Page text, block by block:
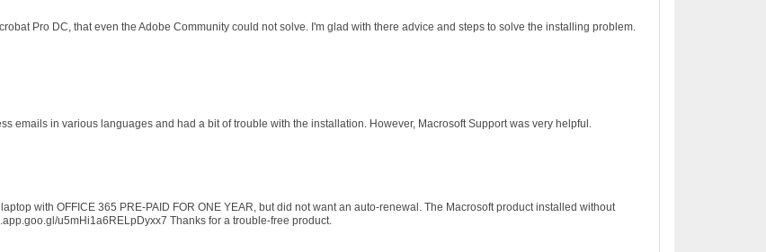
Pro DC, that even the Adobe Community could not solve. I'm glad with there advice and steps to solve the installing problem.
emails in various languages and had a bit of trouble with the installation. However, Macrosoft Support was very helpful.
with OFFICE 365 PRE-PAID FOR ONE YEAR, but did not want an auto-renewal. The Macrosoft product installed without
u5mHi1a6RELpDyxx7 Thanks for a trouble-free product.